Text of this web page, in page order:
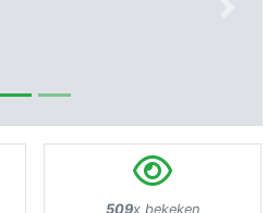
509x bekeken